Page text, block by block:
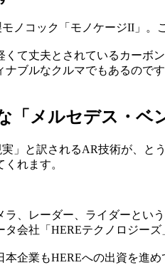
ノコック「モノケージII」
て丈夫とされているカーボ
ブルなクルマでもあるのです
「メルセデス・ベ
」と訳されるAR技術が、
れます。
、レーダー、ライダーとい
会社「HEREテクノロジー
企業もHEREへの出資を進